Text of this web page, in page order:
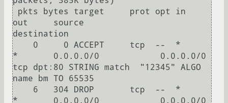
out     source
destination
*       0.0.0.0/0            0.0.0.0/0
tcp dpt:80 STRING match  "12345" ALGO
name bm TO 65535
*       0.0.0.0/0            0.0.0.0/0